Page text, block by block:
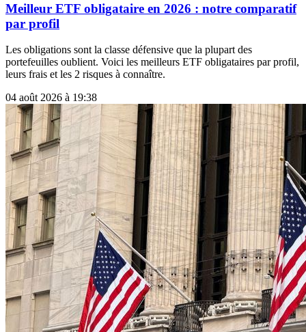
Meilleur ETF obligataire en 2026 : notre comparatif
par profil
Les obligations sont la classe défensive que la plupart des
portefeuilles oublient. Voici les meilleurs ETF obligataires par profil,
leurs frais et les 2 risques à connaître.
04 août 2026 à 19:38